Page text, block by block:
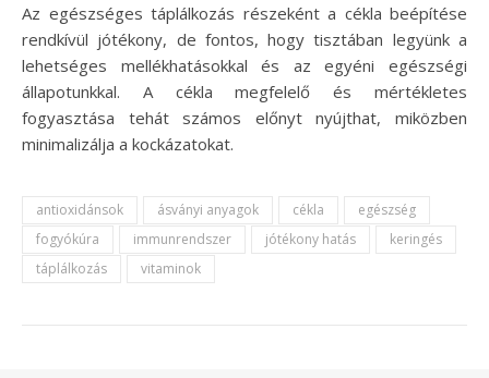
Az egészséges táplálkozás részeként a cékla beépítése
rendkívül jótékony, de fontos, hogy tisztában legyünk a
lehetséges mellékhatásokkal és az egyéni egészségi
állapotunkkal. A cékla megfelelő és mértékletes
fogyasztása tehát számos előnyt nyújthat, miközben
minimalizálja a kockázatokat.
antioxidánsok ásványi anyagok cékla
egészség
fogyókúra
immunrendszer jótékony hatás
keringés
táplálkozás
vitaminok